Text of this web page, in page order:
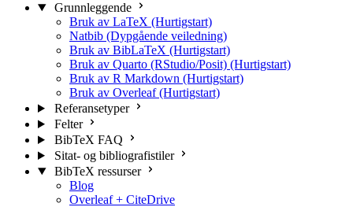
Grunnleggende
Bruk av LaTeX (Hurtigstart)
Natbib (Dypgående veiledning)
Bruk av BibLaTeX (Hurtigstart)
Bruk av Quarto (RStudio/Posit) (Hurtigstart)
Bruk av R Markdown (Hurtigstart)
Bruk av Overleaf (Hurtigstart)
Referansetyper
Felter
BibTeX FAQ
Sitat- og bibliografistiler
BibTeX ressurser
Blog
Overleaf + CiteDrive